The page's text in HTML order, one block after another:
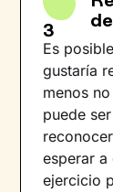
3
Es
gustaría
menos
puede
esperar a
ejercicio